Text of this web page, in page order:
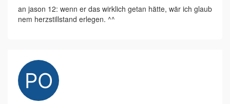
an jason 12: wenn er das wirklich getan hätte, wär ich glaub
nem herzstillstand erlegen. ^^